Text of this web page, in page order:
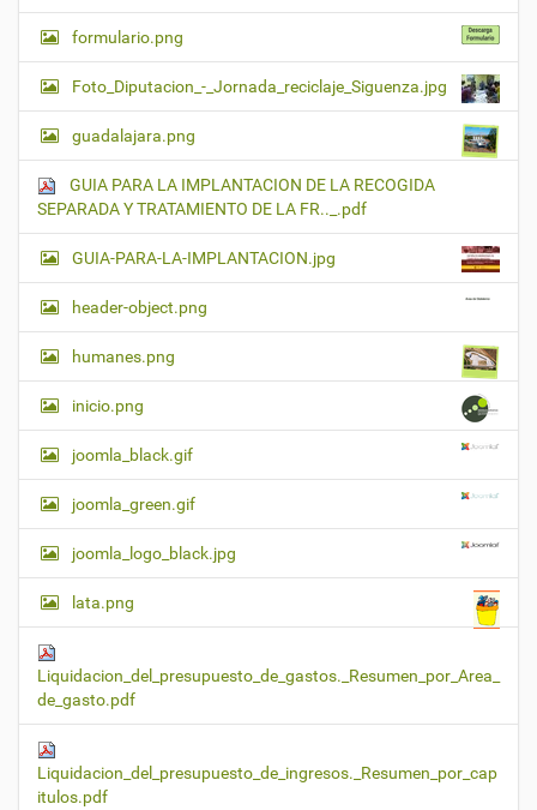
formulario.png
Foto_Diputacion_-_Jornada_reciclaje_Siguenza.jpg
guadalajara.png
GUIA PARA LA IMPLANTACION DE LA RECOGIDA
SEPARADA Y TRATAMIENTO DE LA FR.._.pdf
GUIA-PARA-LA-IMPLANTACION.jpg
header-object.png
humanes.png
inicio.png
joomla_black.gif
joomla_green.gif
joomla_logo_black.jpg
lata.png
Liquidacion_del_presupuesto_de_gastos._Resumen_por_Area_
de_gasto.pdf
Liquidacion_del_presupuesto_de_ingresos._Resumen_por_cap
itulos.pdf